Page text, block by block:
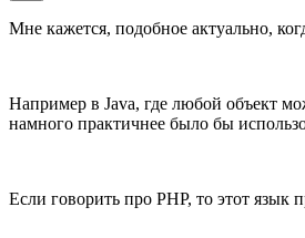
Мне кажется, подобное актуально,
Например в Java, где любой объект
намного практичнее было бы
Если говорить про PHP, то этот язык